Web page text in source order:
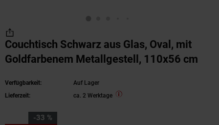
Couchtisch Schwarz aus Glas, Oval, mit
Goldfarbenem Metallgestell, 110x56 cm
Verfügbarkeit:
Auf Lager
Lieferzeit:
ca. 2 Werktage
-33 %
Sie Sparen 33 Prozent,